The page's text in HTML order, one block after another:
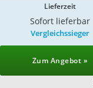
Lieferzeit
Sofort lieferbar
Vergleichssieger
Zum Angebot »